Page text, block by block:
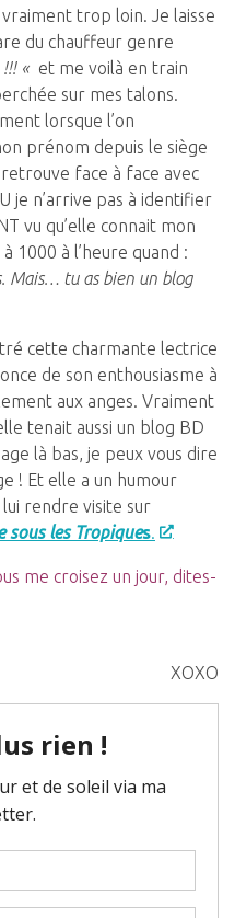
trop loin. Je laisse
du chauffeur genre
« et me voilà en train
sur mes talons.
lorsque l’on
prénom depuis le siège
face à face avec
je n’arrive pas à identifier
vu qu’elle connait mon
1000 à l’heure quand :
Mais… tu as bien un blog
cette charmante lectrice
de son enthousiasme à
aux anges. Vraiment
tenait aussi un blog BD
là bas, je peux vous dire
! Et elle a un humour
lui rendre visite sur
sous les Tropiques
me croisez un jour, dites-
XOXO